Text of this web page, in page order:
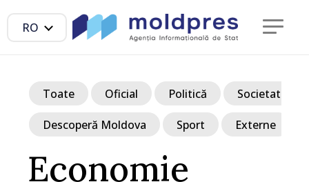
RO
Economie
Toate Oficial Politică Societate
Descoperă Moldova Sport Externe